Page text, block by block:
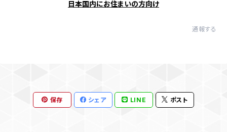
日本国内にお住まいの方向け
通報する
保存 シェア LINE ポスト